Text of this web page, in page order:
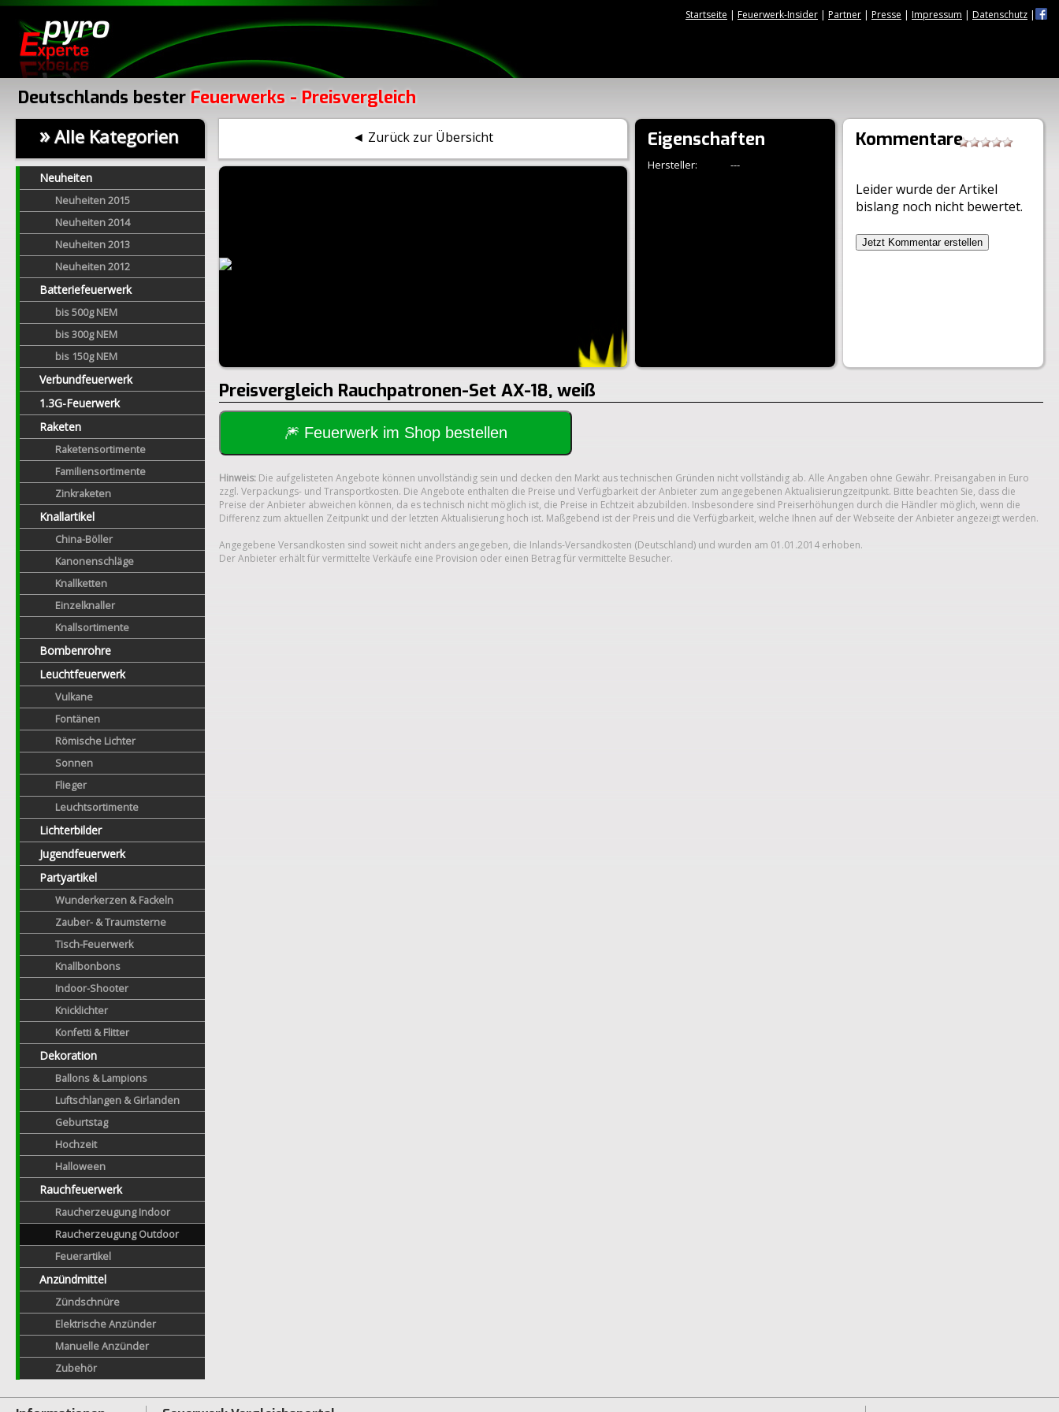
Startseite | Feuerwerk-Insider | Partner | Presse | Impressum | Datenschutz |
Deutschlands bester Feuerwerks - Preisvergleich
»Alle Kategorien
Neuheiten
Neuheiten 2015
Neuheiten 2014
Neuheiten 2013
Neuheiten 2012
Batteriefeuerwerk
bis 500g NEM
bis 300g NEM
bis 150g NEM
Verbundfeuerwerk
1.3G-Feuerwerk
Raketen
Raketensortimente
Familiensortimente
Zinkraketen
Knallartikel
China-Böller
Kanonenschläge
Knallketten
Einzelknaller
Knallsortimente
Bombenrohre
Leuchtfeuerwerk
Vulkane
Fontänen
Römische Lichter
Sonnen
Flieger
Leuchtsortimente
Lichterbilder
Jugendfeuerwerk
Partyartikel
Wunderkerzen & Fackeln
Zauber- & Traumsterne
Tisch-Feuerwerk
Knallbonbons
Indoor-Shooter
Knicklichter
Konfetti & Flitter
Dekoration
Ballons & Lampions
Luftschlangen & Girlanden
Geburtstag
Hochzeit
Halloween
Rauchfeuerwerk
Raucherzeugung Indoor
Raucherzeugung Outdoor
Feuerartikel
Anzündmittel
Zündschnüre
Elektrische Anzünder
Manuelle Anzünder
Zubehör
◄ Zurück zur Übersicht Eigenschaften
Hersteller: ---
Kommentare
Leider wurde der Artikel
bislang noch nicht bewertet.
Jetzt Kommentar erstellen
Preisvergleich Rauchpatronen-Set AX-18, weiß
🎆 Feuerwerk im Shop bestellen
Hinweis: Die aufgelisteten Angebote können unvollständig sein und decken den Markt aus technischen Gründen nicht vollständig ab. Alle Angaben ohne Gewähr. Preisangaben in Euro
zzgl. Verpackungs- und Transportkosten. Die Angebote enthalten die Preise und Verfügbarkeit der Anbieter zum angegebenen Aktualisierungzeitpunkt. Bitte beachten Sie, dass die
Preise der Anbieter abweichen können, da es technisch nicht möglich ist, die Preise in Echtzeit abzubilden. Insbesondere sind Preiserhöhungen durch die Händler möglich, wenn die
Differenz zum aktuellen Zeitpunkt und der letzten Aktualisierung hoch ist. Maßgebend ist der Preis und die Verfügbarkeit, welche Ihnen auf der Webseite der Anbieter angezeigt werden.
Angegebene Versandkosten sind soweit nicht anders angegeben, die Inlands-Versandkosten (Deutschland) und wurden am 01.01.2014 erhoben.
Der Anbieter erhält für vermittelte Verkäufe eine Provision oder einen Betrag für vermittelte Besucher.